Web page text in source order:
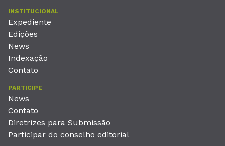
INSTITUCIONAL
Expediente
Edições
News
Indexação
Contato
PARTICIPE
News
Contato
Diretrizes para Submissão
Participar do conselho editorial